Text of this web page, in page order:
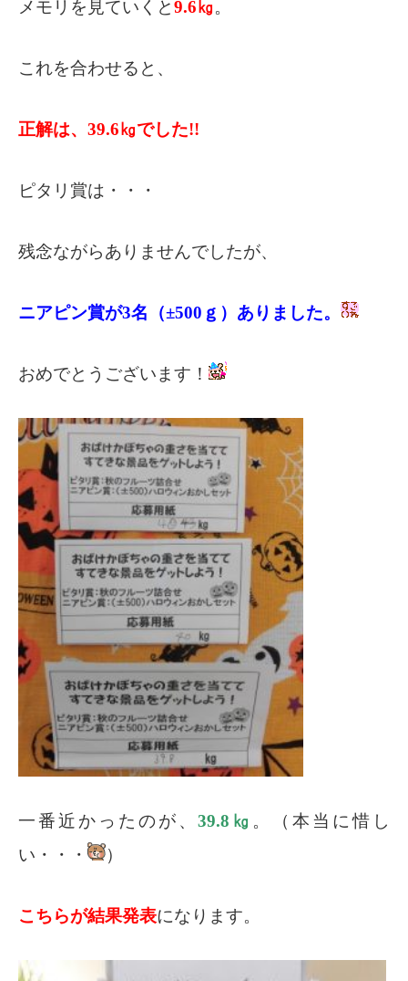
メモリを見ていくと9.6㎏。
これを合わせると、
正解は、39.6㎏でした!!
ピタリ賞は・・・
残念ながらありませんでしたが、
ニアピン賞が3名（±500ｇ）ありました。
おめでとうございます！
一番近かったのが、39.8㎏ 。（本当に惜し
い・・・
）
こちらが結果発表になります。